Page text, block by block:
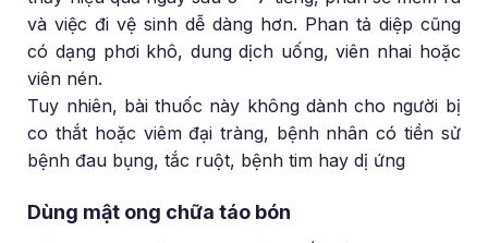
và việc đi vệ sinh dễ dàng hơn. Phan tả diệp cũng
có dạng phơi khô, dung dịch uống, viên nhai hoặc
viên nén.
Tuy nhiên, bài thuốc này không dành cho người bị
co thắt hoặc viêm đại tràng, bệnh nhân có tiền sử
bệnh đau bụng, tắc ruột, bệnh tim hay dị ứng
Dùng mật ong chữa táo bón